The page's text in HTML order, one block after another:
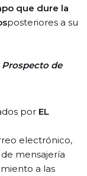
que dure la
posteriores a su
Prospecto de
por EL
electrónico,
mensajería
a las